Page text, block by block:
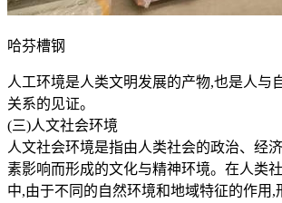
哈芬槽钢
人工环境是人类文明发展的产物,也是人与
关系的见证。
(三)人文社会环境
人文社会环境是指由人类社会的政治、经
素影响而形成的文化与精神环境。在人类
中,由于不同的自然环境和地域特征的作用,